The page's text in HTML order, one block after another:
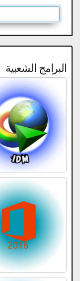
البرامج الشعبية